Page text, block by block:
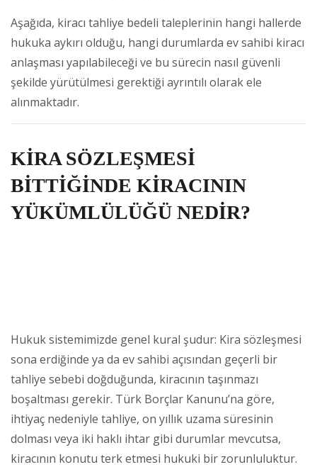
Aşağıda, kiracı tahliye bedeli taleplerinin hangi hallerde
hukuka aykırı olduğu, hangi durumlarda ev sahibi kiracı
anlaşması yapılabileceği ve bu sürecin nasıl güvenli
şekilde yürütülmesi gerektiği ayrıntılı olarak ele
alınmaktadır.
KİRA SÖZLEŞMESİ
BİTTİĞİNDE KİRACININ
YÜKÜMLÜLÜĞÜ NEDİR?
Hukuk sistemimizde genel kural şudur: Kira sözleşmesi
sona erdiğinde ya da ev sahibi açısından geçerli bir
tahliye sebebi doğduğunda, kiracının taşınmazı
boşaltması gerekir. Türk Borçlar Kanunu’na göre,
ihtiyaç nedeniyle tahliye, on yıllık uzama süresinin
dolması veya iki haklı ihtar gibi durumlar mevcutsa,
kiracının konutu terk etmesi hukuki bir zorunluluktur.